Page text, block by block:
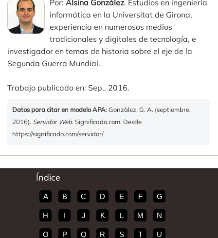
Por: Alsina Gonzàlez. Estudios en ingeniería
informática en la Universitat de Girona,
experiencia en numerosos medios
tradicionales y digitales de tecnología, e
investigador en temas de historia sobre el eje de la
Segunda Guerra Mundial.
Trabajo publicado en: Sep., 2016.
Datos para citar en modelo APA: Gonzàlez, G. A. (septiembre,
2016). Servidor Web. Significado.com. Desde
https://significado.com/servidor/
Índice
A B C D E F G
H I J K L M N
O P Q R S T U